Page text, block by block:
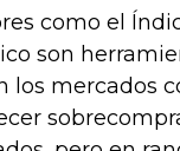
como el
son
los mercados